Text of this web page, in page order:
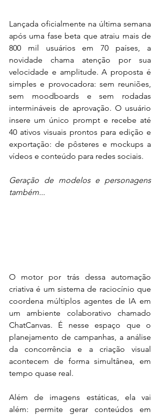
Lançada oficialmente na última semana
após uma fase beta que atraiu mais de
800 mil usuários em 70 países, a
novidade chama atenção por sua
velocidade e amplitude. A proposta é
simples e provocadora: sem reuniões,
sem moodboards e sem rodadas
intermináveis de aprovação. O usuário
insere um único prompt e recebe até
40 ativos visuais prontos para edição e
exportação: de pôsteres e mockups a
vídeos e conteúdo para redes sociais.
Geração de modelos e personagens
também...
O motor por trás dessa automação
criativa é um sistema de raciocínio que
coordena múltiplos agentes de IA em
um ambiente colaborativo chamado
ChatCanvas. É nesse espaço que o
planejamento de campanhas, a análise
da concorrência e a criação visual
acontecem de forma simultânea, em
tempo quase real.
Além de imagens estáticas, ela vai
além: permite gerar conteúdos em